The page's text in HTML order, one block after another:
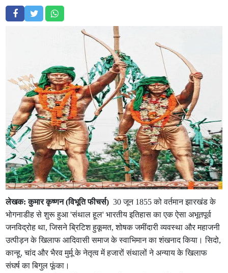
लेखक: कुमार कृष्णन (विभूति फीचर्स) 30 जून 1855 को वर्तमान झारखंड के
भोगनाडीह से शुरू हुआ 'संथाल हूल' भारतीय इतिहास का एक ऐसा अभूतपूर्व
जनविद्रोह था, जिसने ब्रिटिश हुकूमत, शोषक जमींदारी व्यवस्था और महाजनी
उत्पीड़न के खिलाफ आदिवासी समाज के स्वाभिमान का शंखनाद किया। सिदो,
कान्हू, चांद और भैरव मुर्मू के नेतृत्व में हजारों संथालों ने अन्याय के खिलाफ
संघर्ष का बिगुल फूंका।